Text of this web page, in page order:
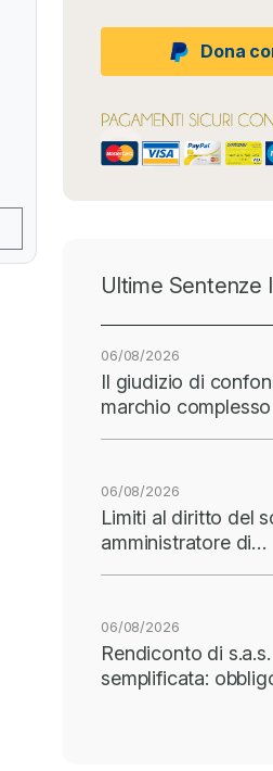
Dona
Ultime Sentenze
06/08/2026
Il giudizio di
marchio complesso
06/08/2026
Limiti al diritto del
amministratore di…
06/08/2026
Rendiconto di
semplificata: